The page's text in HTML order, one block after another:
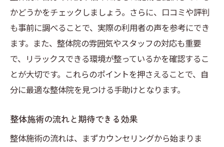
整体で健康維持をサポートする方法
埼玉県で整体がもたらす心身への恩恵具体的な
事例を紹介
整体で肩こりや腰痛の緩和を実現した事例
埼玉県の整体院での成功例を紹介
整体を受けたことで得た精神的な解放感
化
整体による睡眠の質向上の事例
かどうかをチェックしましょう。さらに、口コミや評判
も事前に調べることで、実際の利用者の声を参考にでき
ます。また、整体院の雰囲気やスタッフの対応も重要
で、リラックスできる環境が整っているかを確認するこ
とが大切です。これらのポイントを押さえることで、自
分に最適な整体院を見つける手助けとなります。
整体施術の流れと期待できる効果
整体施術の流れは、まずカウンセリングから始まりま